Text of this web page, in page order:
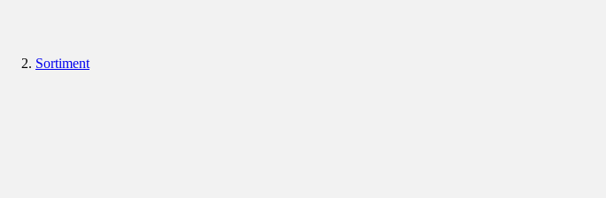
Sortiment